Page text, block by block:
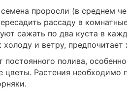
проросли (в среднем
рассаду в
сажать по два куста в
холоду и ветру,
постоянного полива,
цветы. Растения